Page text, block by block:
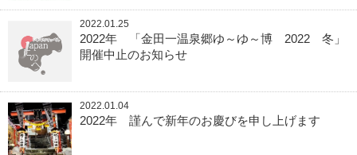
2022.01.25
2022年 「金田一温泉郷ゆ～ゆ～博 2022 冬」
開催中止のお知らせ
2022.01.04
2022年 謹んで新年のお慶びを申し上げます